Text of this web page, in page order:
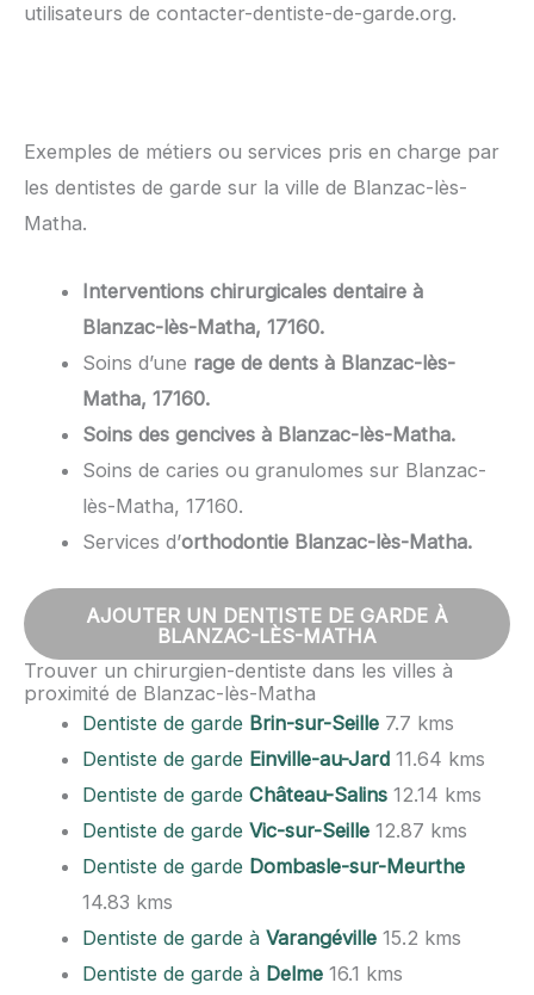
utilisateurs de contacter-dentiste-de-garde.org.
Exemples de métiers ou services pris en charge par
les dentistes de garde sur la ville de Blanzac-lès-
Matha.
Interventions chirurgicales dentaire à
Blanzac-lès-Matha, 17160.
Soins d’une rage de dents à Blanzac-lès-
Matha, 17160.
Soins des gencives à Blanzac-lès-Matha.
Soins de caries ou granulomes sur Blanzac-
lès-Matha, 17160.
Services d’orthodontie Blanzac-lès-Matha.
AJOUTER UN DENTISTE DE GARDE À
BLANZAC-LÈS-MATHA
Trouver un chirurgien-dentiste dans les villes à
proximité de Blanzac-lès-Matha
Dentiste de garde Brin-sur-Seille 7.7 kms
Dentiste de garde Einville-au-Jard 11.64 kms
Dentiste de gardeChâteau-Salins 12.14 kms
Dentiste de gardeVic-sur-Seille 12.87 kms
Dentiste de garde Dombasle-sur-Meurthe
14.83 kms
Dentiste de garde àVarangéville 15.2 kms
Dentiste de garde à Delme 16.1 kms